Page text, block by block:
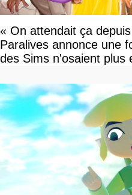
« On attendait ça
Paralives annonce une
des Sims n'osaient plus